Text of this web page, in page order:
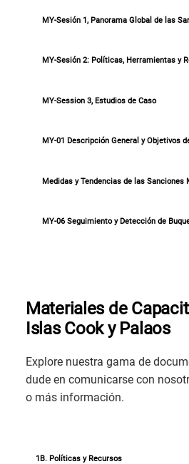
MY-Sesión 1, Panorama Global de las
MY-Sesión 2: Políticas, Herramientas y
MY-Session 3, Estudios de Caso
MY-01 Descripción General y Objetivos
Medidas y Tendencias de las Sanciones
MY-06 Seguimiento y Detección de
Materiales de
Islas Cook y Palaos
Explore nuestra gama de
dude en comunicarse con
o más información.
1B. Políticas y Recursos